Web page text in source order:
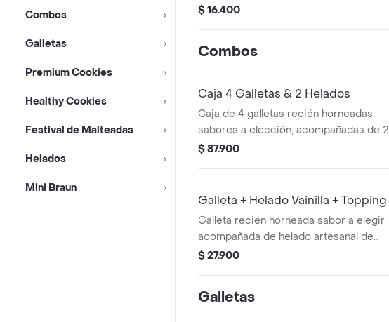
Combos
Galletas
Premium Cookies
Healthy Cookies
Festival de Malteadas
Helados
Mini Braun
blanco y cubierta en chispas de colores.
$ 16.400
Combos
Caja 4 Galletas & 2 Helados
Caja de 4 galletas recién horneadas,
sabores a elección, acompañadas de 2
vasos de helado artesanal de vainilla 5oz
$ 87.900
Galleta + Helado Vainilla + Topping
Galleta recién horneada sabor a elegir
acompañada de helado artesanal de
vainilla 5oz, incluye 1 topping.
$ 27.900
Galletas